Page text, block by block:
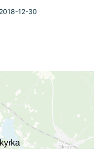
2018-12-30